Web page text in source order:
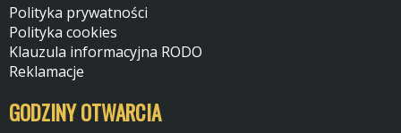
Polityka prywatności
Polityka cookies
Klauzula informacyjna RODO
Reklamacje
GODZINY OTWARCIA